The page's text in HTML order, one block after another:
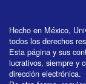
Hecho en México,
todos los derechos
Esta página y sus
lucrativos, siempre y
dirección electrónica.